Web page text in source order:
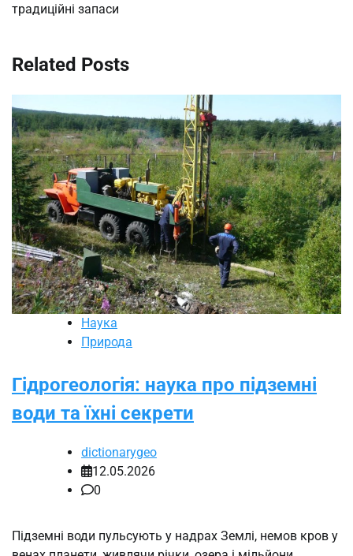
традиційні запаси
Related Posts
Наука
Природа
Гідрогеологія: наука про підземні
води та їхні секрети
dictionarygeo
12.05.2026
0
Підземні води пульсують у надрах Землі, немов кров у